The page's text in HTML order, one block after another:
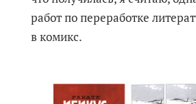
работ по переработке
в комикс.